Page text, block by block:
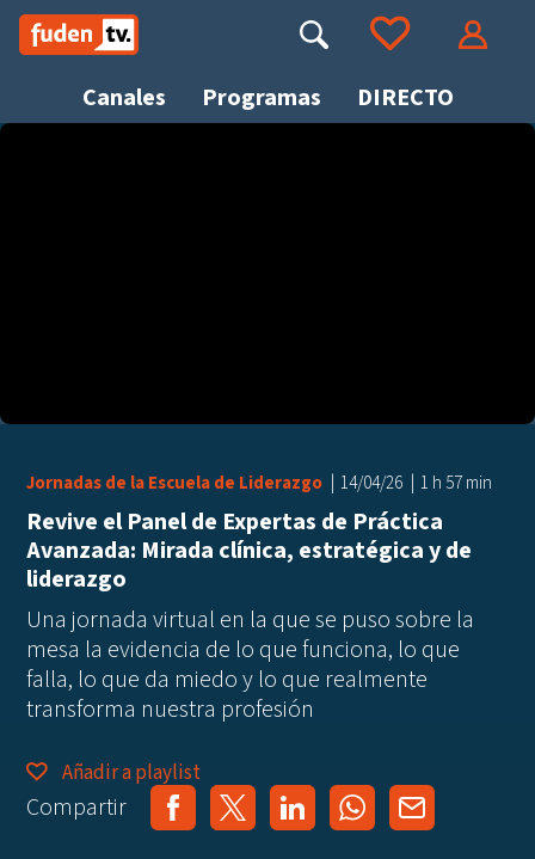
Saltar
contenido
Canales Programas DIRECTO
Buscar Ir a tus favoritos
Jornadas de la Escuela de Liderazgo 14/04/26 1 h 57 min
Revive el Panel de Expertas de Práctica
Avanzada: Mirada clínica, estratégica y de
liderazgo
Una jornada virtual en la que se puso sobre la
mesa la evidencia de lo que funciona, lo que
falla, lo que da miedo y lo que realmente
transforma nuestra profesión
Añadir a playlist
Compartir